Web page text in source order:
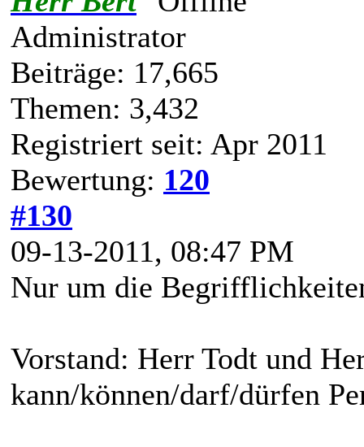
Administrator
Beiträge: 17,665
Themen: 3,432
Registriert seit: Apr 2011
Bewertung: 120
#130
09-13-2011, 08:47 PM
Nur um die
Vorstand: Herr Todt und
kann/können/darf/dürfen